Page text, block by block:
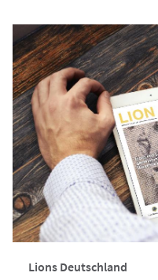
Lions Deutschland